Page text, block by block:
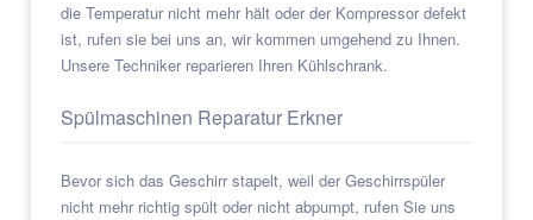
die Temperatur nicht mehr hält oder der Kompressor defekt
ist, rufen sie bei uns an, wir kommen umgehend zu Ihnen.
Unsere Techniker reparieren Ihren Kühlschrank.
Spülmaschinen Reparatur Erkner
Bevor sich das Geschirr stapelt, weil der Geschirrspüler
nicht mehr richtig spült oder nicht abpumpt, rufen Sie uns